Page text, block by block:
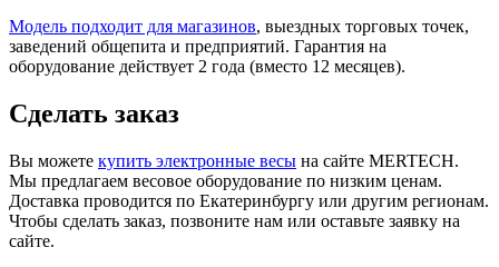
Модель подходит для магазинов, выездных торговых точек,
заведений общепита и предприятий. Гарантия на
оборудование действует 2 года (вместо 12 месяцев).
Сделать заказ
Вы можете купить электронные весы на сайте MERTECH.
Мы предлагаем весовое оборудование по низким ценам.
Доставка проводится по Екатеринбургу или другим регионам.
Чтобы сделать заказ, позвоните нам или оставьте заявку на
сайте.